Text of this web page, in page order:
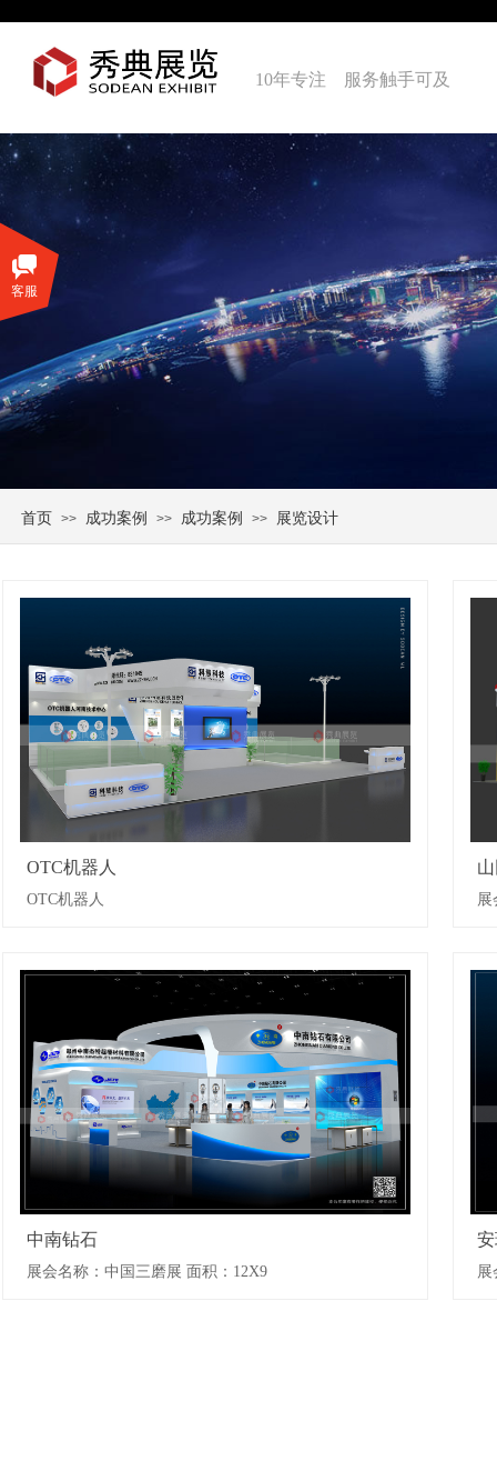
10年专注 服务触手可及
首页 >> 成功案例 >> 成功案例 >> 展览设计
OTC机器人
OTC机器人 展
中南钻石
展会名称：中国三磨展 面积：12X9 展
客服